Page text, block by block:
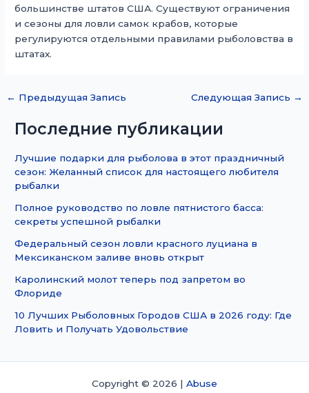
большинстве штатов США. Существуют ограничения
и сезоны для ловли самок крабов, которые
регулируются отдельными правилами рыболовства в
штатах.
← Предыдущая Запись Следующая Запись →
Последние публикации
Лучшие подарки для рыболова в этот праздничный
сезон: Желанный список для настоящего любителя
рыбалки
Полное руководство по ловле пятнистого басса:
секреты успешной рыбалки
Федеральный сезон ловли красного луциана в
Мексиканском заливе вновь открыт
Каролинский молот теперь под запретом во
Флориде
10 Лучших Рыболовных Городов США в 2026 году: Где
Ловить и Получать Удовольствие
Copyright © 2026 | Abuse